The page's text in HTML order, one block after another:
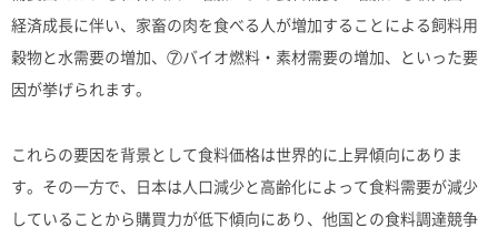
経済成長に伴い、家畜の肉を食べる人が増加することによる飼料用
穀物と水需要の増加、⑦バイオ燃料・素材需要の増加、といった要
因が挙げられます。
これらの要因を背景として食料価格は世界的に上昇傾向にありま
す。その一方で、日本は人口減少と高齢化によって食料需要が減少
していることから購買力が低下傾向にあり、他国との食料調達競争